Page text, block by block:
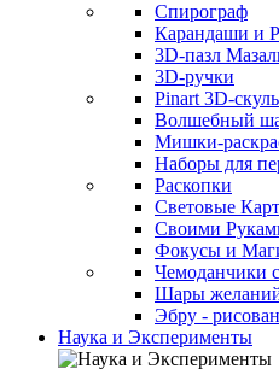
Спирограф
Карандаши и
3D-пазл
3D-ручки
Pinart 3D-
Волшебный
Мишки-
Наборы для
Раскопки
Световые
Своими
Фокусы и
Чемоданчики
Шары
Эбру -
Наука и Эксперименты